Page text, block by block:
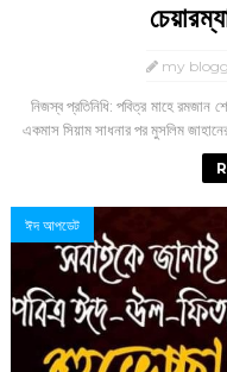
my blogg
নিজস্ব প্রতিনিধি: পবিত্র মাহে রমজান
একমাস সিয়াম সাধনার পর মুসলিম
ঈদ আপডেট